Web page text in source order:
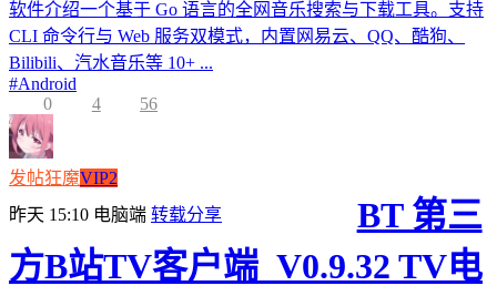
软件介绍一个基于 Go 语言的全网音乐搜索与下载工具。支持
CLI 命令行与 Web 服务双模式，内置网易云、QQ、酷狗、
Bilibili、汽水音乐等 10+ ...
#Android
0
4 56
发帖狂魔VIP2
昨天 15:10 电脑端 转载分享
BT 第三
方B站TV客户端_V0.9.32 TV电